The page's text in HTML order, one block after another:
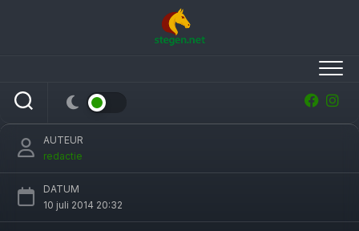
Nederlandse Young Riders pakken eveneens
zilver op EK-dressuur Arezzo
AUTEUR
redactie
DATUM
10 juli 2014 20:32